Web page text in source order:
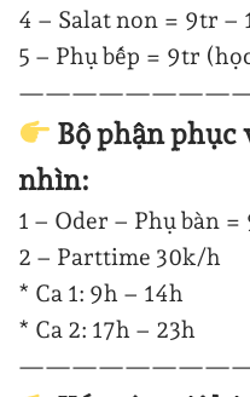
4 – Salat non = 9tr –
5 – Phụ bếp = 9tr
————————
Bộ phận phục
nhìn:
1 – Oder – Phụ bàn
2 – Parttime 30k/h
* Ca 1: 9h – 14h
* Ca 2: 17h – 23h
————————